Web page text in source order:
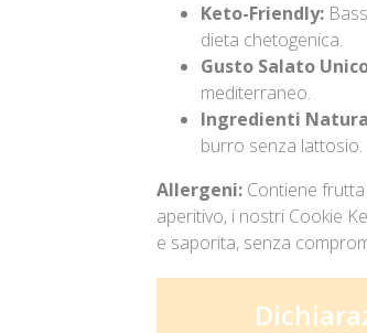
Keto-Friendly:
dieta chetogenica.
Gusto Salato
mediterraneo.
Ingredienti
burro senza lattosio.
Allergeni: Contiene
aperitivo, i nostri Cookie
e saporita, senza